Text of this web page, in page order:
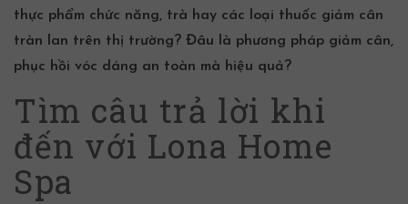
thực phẩm chức năng, trà hay các loại thuốc giảm cân
tràn lan trên thị trường? Đâu là phương pháp giảm cân,
phục hồi vóc dáng an toàn mà hiệu quả?
Tìm câu trả lời khi
đến với Lona Home
Spa